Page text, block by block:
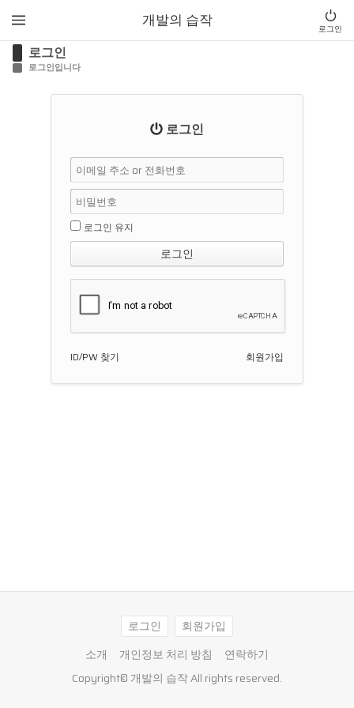
개발의 습작 로그인
로그인
로그인입니다
로그인
로그인 유지
ID/PW 찾기 회원가입
로그인
회원가입
소개
개인정보 처리 방침
연락하기
Copyright© 개발의 습작All rights reserved.